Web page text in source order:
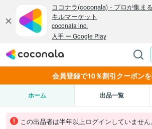
会員登録で10％割引クーポンを
ホーム 出品一覧
この出品者は半年以上ログインしていません。